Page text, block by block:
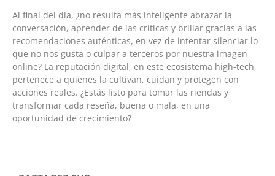
Al final del día, ¿no resulta más inteligente abrazar la
conversación, aprender de las críticas y brillar gracias a las
recomendaciones auténticas, en vez de intentar silenciar lo
que no nos gusta o culpar a terceros por nuestra imagen
online? La reputación digital, en este ecosistema high-tech,
pertenece a quienes la cultivan, cuidan y protegen con
acciones reales. ¿Estás listo para tomar las riendas y
transformar cada reseña, buena o mala, en una
oportunidad de crecimiento?